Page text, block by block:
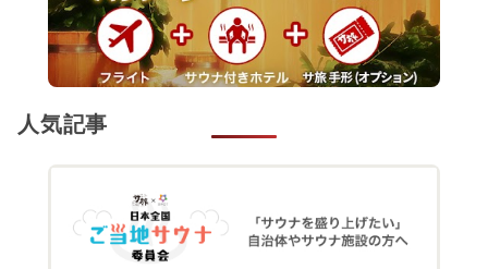
人気記事